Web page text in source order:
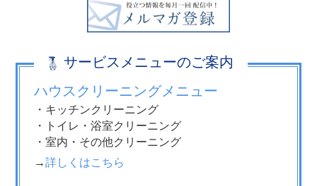
サービスメニューのご案内
ハウスクリーニングメニュー
・キッチンクリーニング
・トイレ・浴室クリーニング
・室内・その他クリーニング
→詳しくはこちら